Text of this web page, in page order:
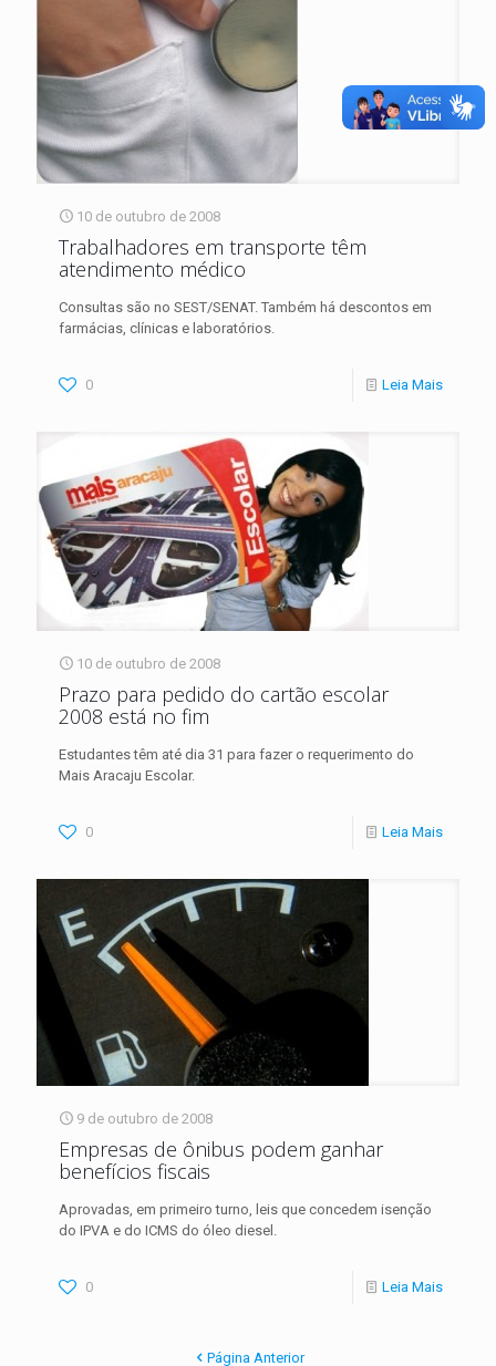
10 de outubro de 2008
Trabalhadores em transporte têm
atendimento médico
Consultas são no SEST/SENAT. Também há descontos em
farmácias, clínicas e laboratórios.
0 Leia Mais
10 de outubro de 2008
Prazo para pedido do cartão escolar
2008 está no fim
Estudantes têm até dia 31 para fazer o requerimento do
Mais Aracaju Escolar.
0 Leia Mais
9 de outubro de 2008
Empresas de ônibus podem ganhar
benefícios fiscais
Aprovadas, em primeiro turno, leis que concedem isenção
do IPVA e do ICMS do óleo diesel.
0 Leia Mais
Página Anterior